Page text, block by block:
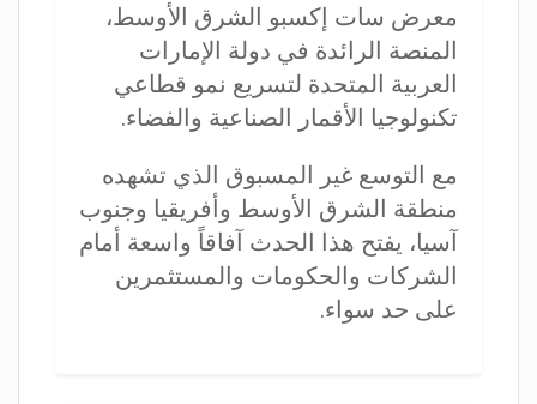
معرض سات إكسبو الشرق الأوسط،
المنصة الرائدة في دولة الإمارات
العربية المتحدة لتسريع نمو قطاعي
تكنولوجيا الأقمار الصناعية والفضاء.
مع التوسع غير المسبوق الذي تشهده
منطقة الشرق الأوسط وأفريقيا وجنوب
آسيا، يفتح هذا الحدث آفاقاً واسعة أمام
الشركات والحكومات والمستثمرين
على حد سواء.